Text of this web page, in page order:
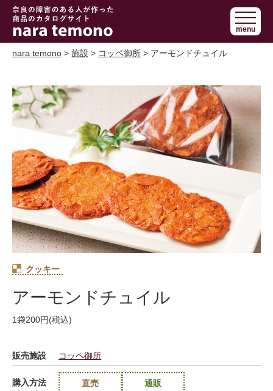
奈良で障害の
ある人の手作
り商品 nara
menu
nara temono > 施設 > コッペ御所 > アーモンドチュイル
クッキー
アーモンドチュイル
1袋200円(税込)
販売施設 コッペ御所
購入方法 直売 通販